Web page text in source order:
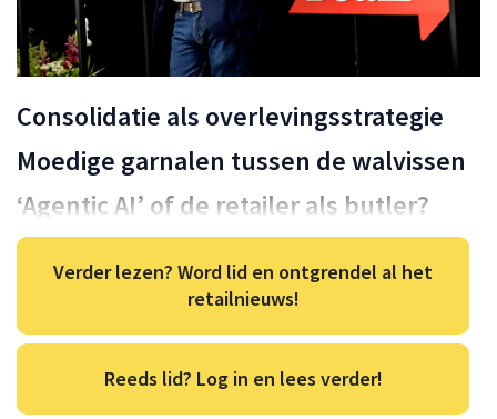
Consolidatie als overlevingsstrategie
Moedige garnalen tussen de walvissen
‘Agentic AI’ of de retailer als butler?
Verder lezen? Word lid en ontgrendel al het
retailnieuws!
Reeds lid? Log in en lees verder!